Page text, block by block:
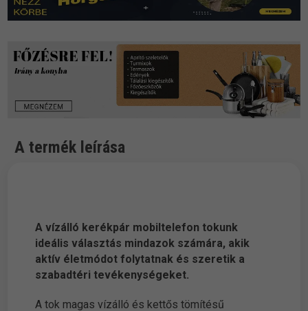
A termék leírása
A vízálló kerékpár mobiltelefon tokunk
ideális választás mindazok számára, akik
aktív életmódot folytatnak és szeretik a
szabadtéri tevékenységeket.
A tok magas vízálló és kettős tömítésű